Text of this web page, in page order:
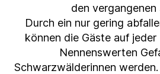
den vergangenen
Durch ein nur gering
können die Gäste auf
Nennenswerten
Schwarzwälderinnen